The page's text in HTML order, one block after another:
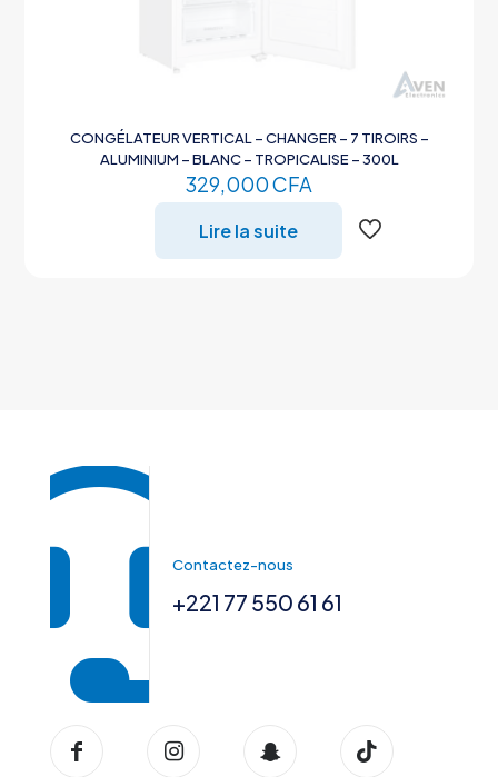
CONGÉLATEUR VERTICAL – CHANGER – 7 TIROIRS –
ALUMINIUM – BLANC – TROPICALISE – 300L
329,000CFA
Lire la suite
Contactez-nous
+221 77 550 61 61